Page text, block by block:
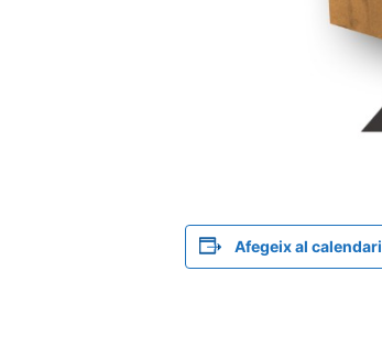
Afegeix al calendari